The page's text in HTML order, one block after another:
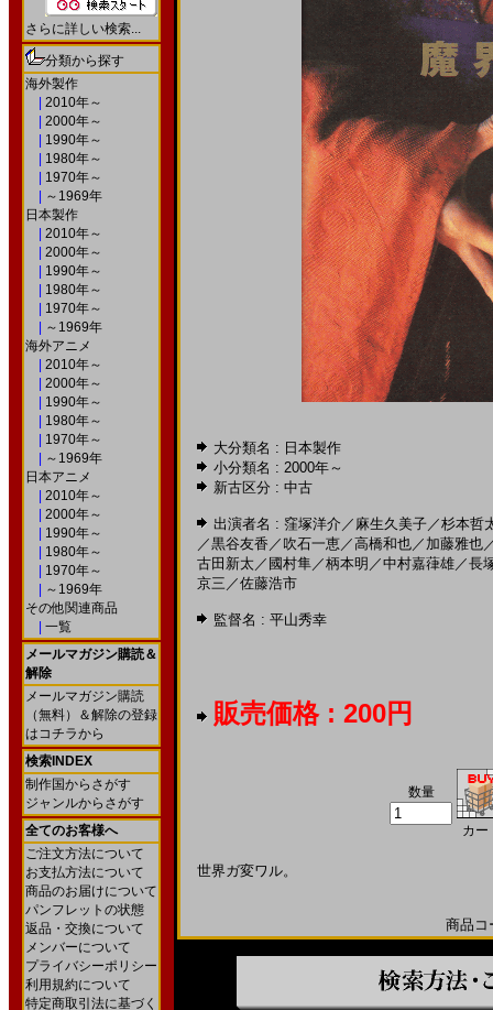
さらに詳しい検索...
分類から探す
海外製作
2010年～
2000年～
1990年～
1980年～
1970年～
～1969年
日本製作
2010年～
2000年～
1990年～
1980年～
1970年～
～1969年
海外アニメ
2010年～
2000年～
1990年～
1980年～
1970年～
～1969年
日本アニメ
2010年～
2000年～
1990年～
1980年～
1970年～
～1969年
その他関連商品
一覧
メールマガジン購読＆
解除
メールマガジン購読
（無料）＆解除の登録
はコチラから
検索INDEX
制作国からさがす
ジャンルからさがす
全てのお客様へ
ご注文方法について
お支払方法について
商品のお届けについて
パンフレットの状態
返品・交換について
メンバーについて
プライバシーポリシー
利用規約について
特定商取引法に基づく
大分類名 : 日本製作
小分類名 : 2000年～
新古区分 : 中古
出演者名 : 窪塚洋介 ／ 麻生久美子／杉本哲
／黒谷友香 ／ 吹石一恵／高橋和也／ 加藤雅也
古田新太 ／ 國村隼／柄本明 ／中村嘉葎雄／長
京三 ／佐藤浩市
監督名 : 平山秀幸
販売価格 : 200円
数量
カー
世界ガ変ワル。
商品